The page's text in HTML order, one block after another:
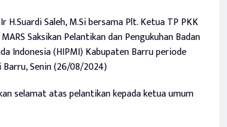
H.Suardi Saleh, M.Si bersama Plt. Ketua TP PKK
Saksikan Pelantikan dan Pengukuhan Badan
Indonesia (HIPMI) Kabupaten Barru periode
Barru, Senin (26/08/2024)
selamat atas pelantikan kepada ketua umum